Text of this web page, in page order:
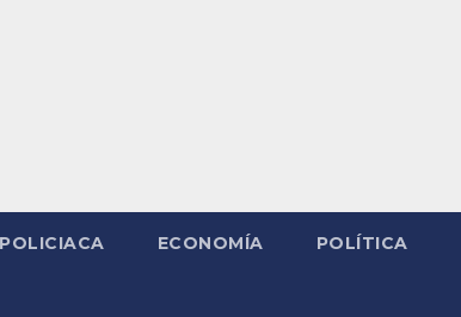
POLICIACA ECONOMÍA POLÍTICA